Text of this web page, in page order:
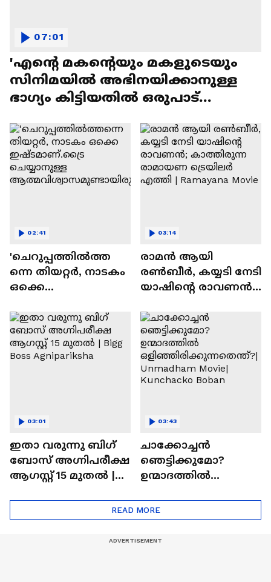
'എന്റെ മകന്റെയും മകളുടെയും
സിനിമയിൽ അഭിനയിക്കാനുള്ള
ഭാഗ്യം കിട്ടിയതിൽ ഒരുപാട്
07:01
'ചെറുപ്പത്തിൽത്ത
ന്നെ തിയറ്റർ, നാടകം
ഒക്കെ
ചെയ്യാനുള്ള
ആത്മവിശ്വാസമുണ്ടാ
യിരുന്നില്ല'
02:41
രാമന്‍ ആയി
രൺബീർ, കയ്യടി നേടി
യാഷിന്റെ രാവണൻ;
രാമായണ ട്രെയിലർ
എത്തി | Ramayana
Movie
03:14
ഇതാ വരുന്നു ബിഗ്
ബോസ് അഗ്നിപരീക്ഷ
ആഗസ്റ്റ് 15 മുതൽ |
03:01
ചാക്കോച്ചന്‍
ഞെട്ടിക്കുമോ?
ഉന്മാദത്തിൽ
ന്ത്?| Unmadham
Movie| Kunchacko
03:43
READ MORE